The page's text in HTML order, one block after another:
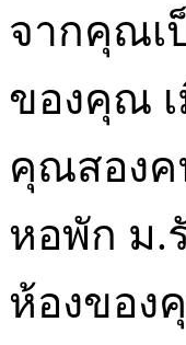
จากคุณเ
ของคุณ
คุณสองค
หอพัก ม.
ห้องของ